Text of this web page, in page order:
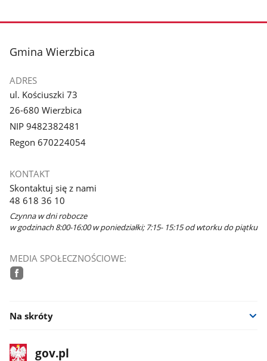
stopka
Gmina Wierzbica
ADRES
ul. Kościuszki 73
26-680 Wierzbica
NIP 9482382481
Regon 670224054
KONTAKT
Skontaktuj się z nami
48 618 36 10
Czynna w dni robocze
w godzinach 8:00-16:00 w poniedziałki; 7:15- 15:15 od wtorku do piątku
MEDIA SPOŁECZNOŚCIOWE:
Na skróty
stopkaStrona
gov.pl